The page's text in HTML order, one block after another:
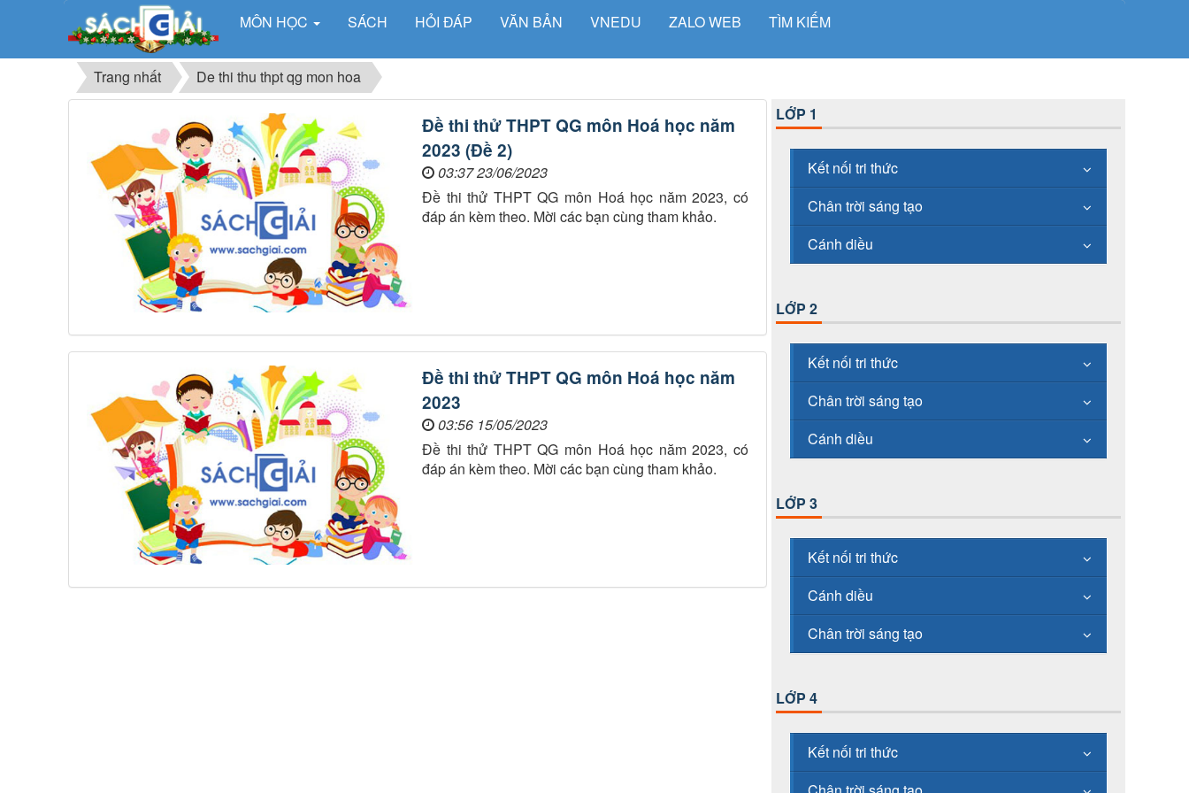
MÔN HỌC SÁCH HỎI ĐÁP VĂN BẢN VNEDU ZALO WEB TÌM KIẾM
Trang nhất De thi thu thpt qg mon hoa
Đề thi thử THPT QG môn Hoá học năm
2023 (Đề 2)
03:37 23/06/2023
Đề thi thử THPT QG môn Hoá học năm 2023, có
đáp án kèm theo. Mời các bạn cùng tham khảo.
Đề thi thử THPT QG môn Hoá học năm
2023
03:56 15/05/2023
Đề thi thử THPT QG môn Hoá học năm 2023, có
đáp án kèm theo. Mời các bạn cùng tham khảo.
LỚP 1
Kết nối tri thức
Chân trời sáng tạo
Cánh diều
LỚP 2
Kết nối tri thức
Chân trời sáng tạo
Cánh diều
LỚP 3
Kết nối tri thức
Cánh diều
Chân trời sáng tạo
LỚP 4
Kết nối tri thức